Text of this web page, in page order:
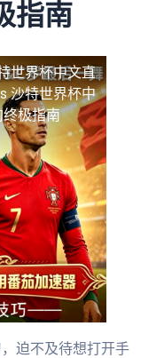
指南
世界杯中文直
沙特世界杯中
极指南
迫不及待想打开手